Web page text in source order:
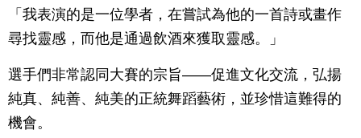
「我表演的是一位學者，在嘗試為他的一首詩或畫作
尋找靈感，而他是通過飲酒來獲取靈感。」
選手們非常認同大賽的宗旨——促進文化交流，弘揚
純真、純善、純美的正統舞蹈藝術，並珍惜這難得的
機會。